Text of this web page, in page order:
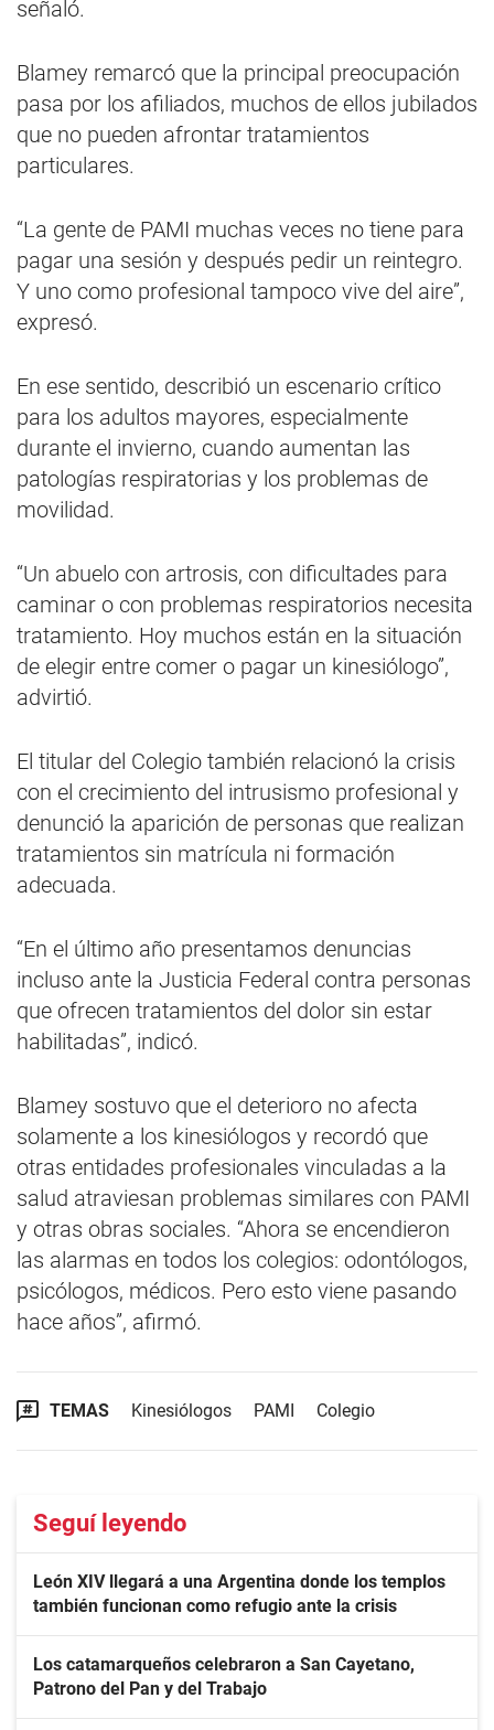
señaló.
Blamey remarcó que la principal preocupación
pasa por los afiliados, muchos de ellos jubilados
que no pueden afrontar tratamientos
particulares.
“La gente de PAMI muchas veces no tiene para
pagar una sesión y después pedir un reintegro.
Y uno como profesional tampoco vive del aire”,
expresó.
En ese sentido, describió un escenario crítico
para los adultos mayores, especialmente
durante el invierno, cuando aumentan las
patologías respiratorias y los problemas de
movilidad.
“Un abuelo con artrosis, con dificultades para
caminar o con problemas respiratorios necesita
tratamiento. Hoy muchos están en la situación
de elegir entre comer o pagar un kinesiólogo”,
advirtió.
El titular del Colegio también relacionó la crisis
con el crecimiento del intrusismo profesional y
denunció la aparición de personas que realizan
tratamientos sin matrícula ni formación
adecuada.
“En el último año presentamos denuncias
incluso ante la Justicia Federal contra personas
que ofrecen tratamientos del dolor sin estar
habilitadas”, indicó.
Blamey sostuvo que el deterioro no afecta
solamente a los kinesiólogos y recordó que
otras entidades profesionales vinculadas a la
salud atraviesan problemas similares con PAMI
y otras obras sociales. “Ahora se encendieron
las alarmas en todos los colegios: odontólogos,
psicólogos, médicos. Pero esto viene pasando
hace años”, afirmó.
TEMAS Kinesiólogos PAMI Colegio
Seguí leyendo
León XIV llegará a una Argentina donde los templos
también funcionan como refugio ante la crisis
Los catamarqueños celebraron a San Cayetano,
Patrono del Pan y del Trabajo